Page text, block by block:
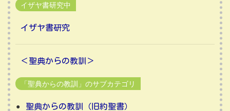
イザヤ書研究中
イザヤ書研究
＜聖典からの教訓＞
「聖典からの教訓」のサブカテゴリ
聖典からの教訓（旧約聖書）